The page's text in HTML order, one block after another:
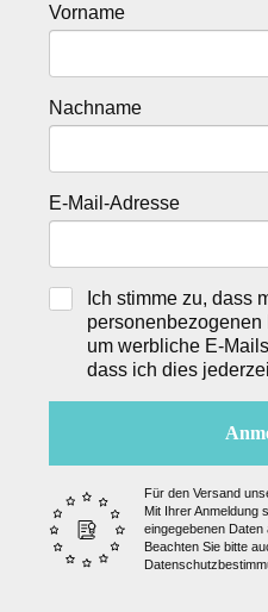
Vorname
Nachname
E-Mail-Adresse
Ich stimme zu, dass
personenbezogenen
um werbliche E-
dass ich dies
Für den Versand
Mit Ihrer Anmeldung
eingegebenen Daten
Beachten Sie bitte